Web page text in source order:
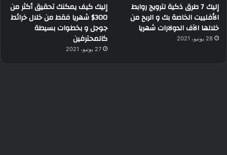
إليك 7 طرق ذكية لترويج روابط
الأفلييت الخاصة بك و الربح من
خلالها الآف الدولارات شهريا
28 يونيو، 2021
إليك كيف يمكنك تحقيق أكثر من
300$ شهريا فقط من خلال خرائط
جوجل و بخطوات بسيطة
كالمحترفين
27 يونيو، 2021